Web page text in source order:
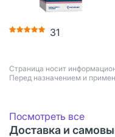
31
Страница носит
Перед назначением и
Посмотреть все
Доставка и